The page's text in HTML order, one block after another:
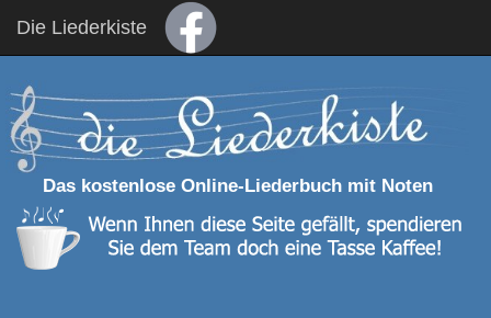
Die Liederkiste
Das kostenlose Online-Liederbuch mit Noten